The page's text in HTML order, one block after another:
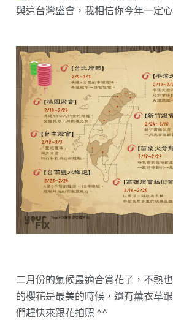
與這台灣盛會，我相信你今年一定心
二月份的氣候最適合賞花了，不熱
的櫻花是最美的時候，還有薰衣草
們趕快來跟花拍照 ^^